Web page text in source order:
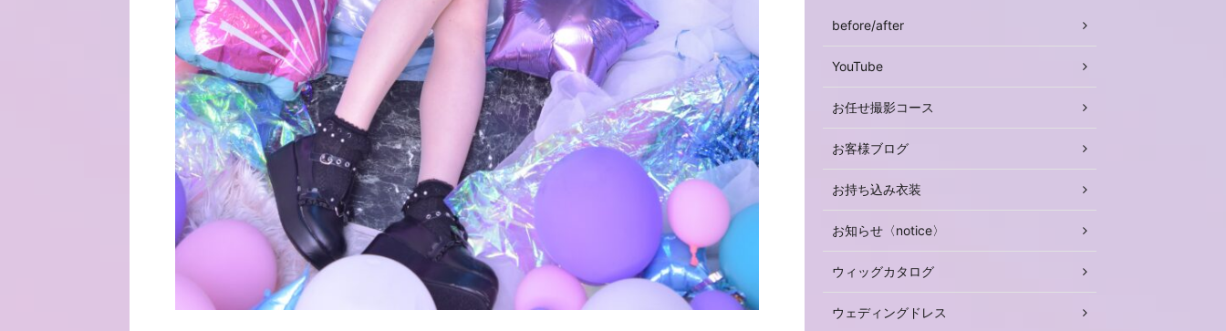
before/after
YouTube
お任せ撮影コース
お客様ブログ
お持ち込み衣装
お知らせ〈notice〉
ウィッグカタログ
ウェディングドレス